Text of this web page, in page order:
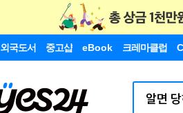
외국도서 중고샵 eBook 크레마클럽